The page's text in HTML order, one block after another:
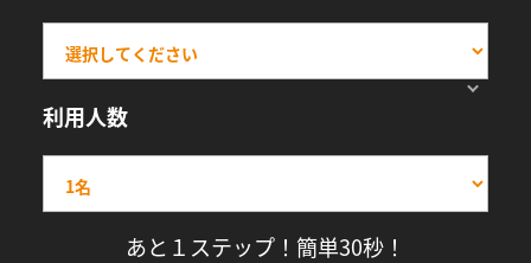
利用人数
あと１ステップ！簡単30秒！